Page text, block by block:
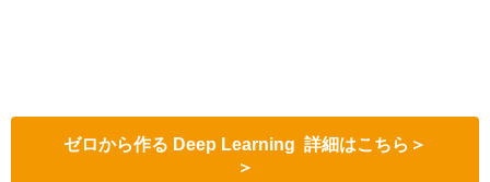
ゼロから作る Deep Learning 詳細はこちら＞
＞